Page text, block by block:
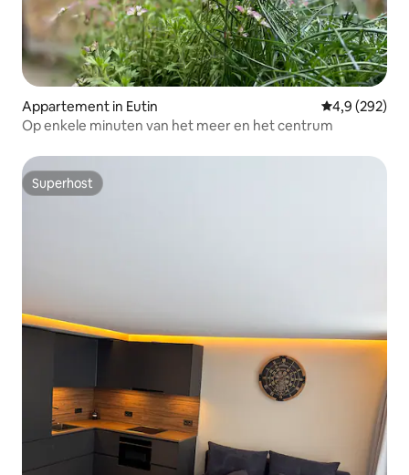
Appartement in Eutin Gemiddelde
4,9 (292)
Op enkele minuten van het meer en het centrum
Superhost
Superhost